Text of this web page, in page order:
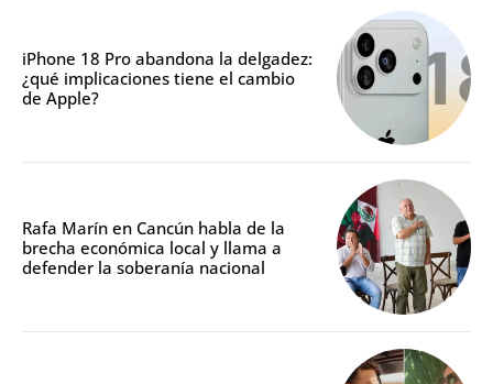
iPhone 18 Pro abandona la delgadez:
¿qué implicaciones tiene el cambio
de Apple?
Rafa Marín en Cancún habla de la
brecha económica local y llama a
defender la soberanía nacional